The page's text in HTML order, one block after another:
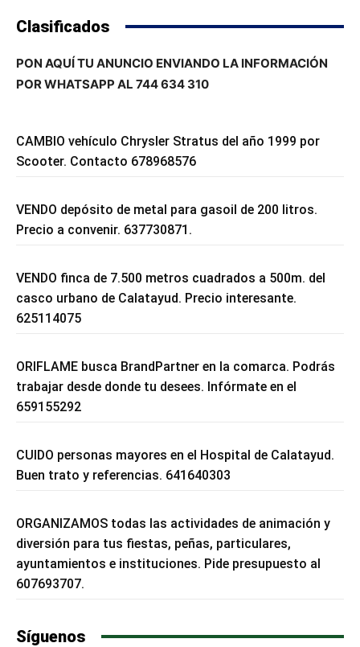
Clasificados
PON AQUÍ TU ANUNCIO ENVIANDO LA INFORMACIÓN
POR WHATSAPP AL 744 634 310
CAMBIO vehículo Chrysler Stratus del año 1999 por
Scooter. Contacto 678968576
VENDO depósito de metal para gasoil de 200 litros.
Precio a convenir. 637730871.
VENDO finca de 7.500 metros cuadrados a 500m. del
casco urbano de Calatayud. Precio interesante.
625114075
ORIFLAME busca BrandPartner en la comarca. Podrás
trabajar desde donde tu desees. Infórmate en el
659155292
CUIDO personas mayores en el Hospital de Calatayud.
Buen trato y referencias. 641640303
ORGANIZAMOS todas las actividades de animación y
diversión para tus fiestas, peñas, particulares,
ayuntamientos e instituciones. Pide presupuesto al
607693707.
Síguenos